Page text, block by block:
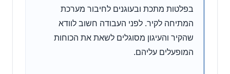
בפלטות מתכת ובעוגנים לחיבור מערכת
המתיחה לקיר. לפני העבודה חשוב לוודא
שהקיר והעיגון מסוגלים לשאת את הכוחות
המופעלים עליהם.